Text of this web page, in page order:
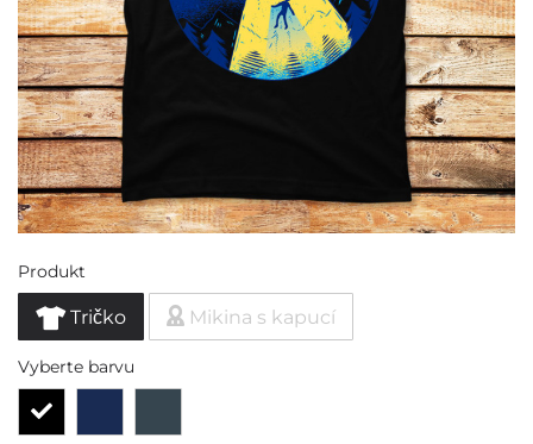
Produkt
Tričko Mikina s kapucí
Vyberte barvu